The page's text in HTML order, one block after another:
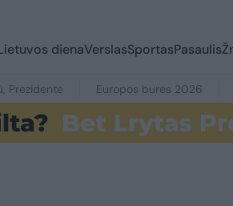
dienaVerslasSportasPasaulis
Prezidente Europos burės 2026